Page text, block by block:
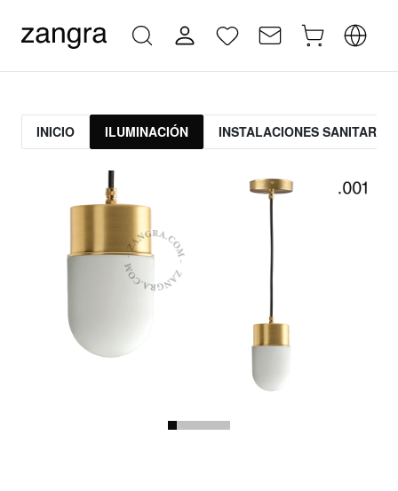
INICIO ILUMINACIÓN INSTALACIONES SANITARIAS